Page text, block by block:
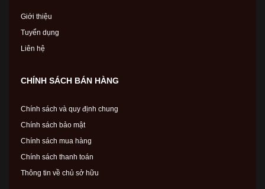
Giới thiệu
Tuyển dụng
Liên hệ
CHÍNH SÁCH BÁN HÀNG
Chính sách và quy định chung
Chính sách bảo mật
Chính sách mua hàng
Chính sách thanh toán
Thông tin về chủ sở hữu